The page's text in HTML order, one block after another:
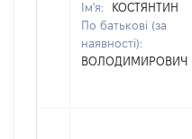
Ім'я:
КОСТЯНТИН
По батькові (за
наявності):
ВОЛОДИМИРОВИЧ